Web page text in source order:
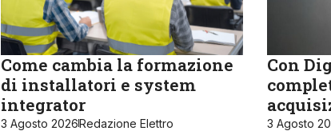
Come cambia la formazione
di installatori e system
integrator
3 Agosto 2026Redazione Elettro
Con
3 Agosto